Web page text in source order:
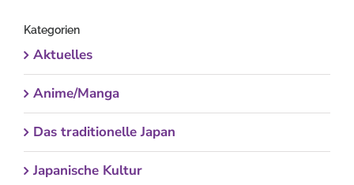
Kategorien
Aktuelles
Anime/Manga
Das traditionelle Japan
Japanische Kultur